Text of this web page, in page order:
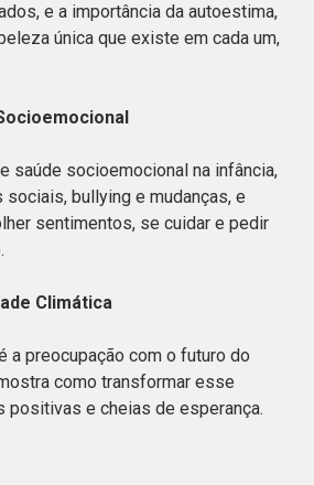
e a importância da autoestima,
única que existe em cada um,
saúde socioemocional na infância,
bullying e mudanças, e
sentimentos, se cuidar e pedir
Climática
a preocupação com o futuro do
como transformar esse
positivas e cheias de esperança.